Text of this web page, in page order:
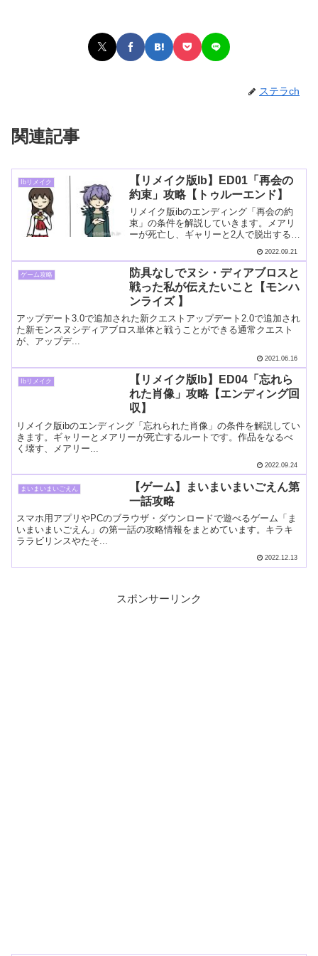
ステラch
関連記事
Ibリメイク
【リメイク版Ib】ED01「再会の
約束」攻略【トゥルーエンド】
リメイク版ibのエンディング「再会の約
束」の条件を解説していきます。メアリ
ーが死亡し、ギャリーと2人で脱出するル
2022.09.21
ゲーム攻略
防具なしでヌシ・ディアブロスと
戦った私が伝えたいこと【モンハ
ンライズ 】
アップデート3.0で追加された新クエストアップデート2.0で追加され
た新モンスヌシディアブロス単体と戦うことができる通常クエスト
が、アップデ...
2021.06.16
Ibリメイク
【リメイク版Ib】ED04「忘れら
れた肖像」攻略【エンディング回
収】
リメイク版ibのエンディング「忘れられた肖像」の条件を解説してい
きます。ギャリーとメアリーが死亡するルートです。作品をなるべ
く壊す、メアリー...
2022.09.24
まいまいまいごえん
【ゲーム】まいまいまいごえん第
一話攻略
スマホ用アプリやPCのブラウザ・ダウンロードで遊べるゲーム「ま
いまいまいごえん」の第一話の攻略情報をまとめています。キラキ
ララビリンスやたそ...
2022.12.13
スポンサーリンク